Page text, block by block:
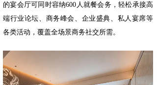
的宴会厅可同时容纳600人就餐会务，轻松承接高
端行业论坛、商务峰会、企业盛典、私人宴席等
各类活动，覆盖全场景商务社交所需。